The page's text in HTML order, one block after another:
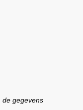
de gegevens